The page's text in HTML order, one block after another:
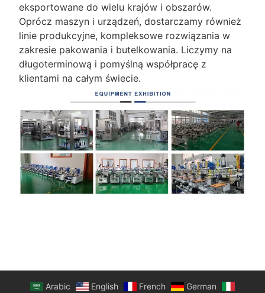
eksportowane do wielu krajów i obszarów.
Oprócz maszyn i urządzeń, dostarczamy również
linie produkcyjne, kompleksowe rozwiązania w
zakresie pakowania i butelkowania. Liczymy na
długoterminową i pomyślną współpracę z
klientami na całym świecie.
Arabic English French German